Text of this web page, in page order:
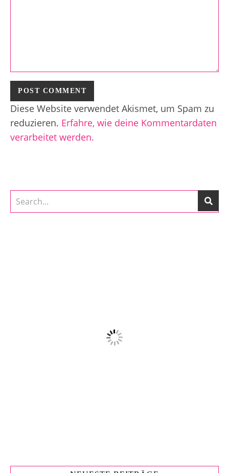
Diese Website verwendet Akismet, um Spam zu
reduzieren. Erfahre, wie deine Kommentardaten
verarbeitet werden.